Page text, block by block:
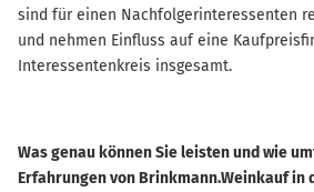
sind für einen Nachfolgerinteressenten
und nehmen Einfluss auf eine
Interessentenkreis insgesamt.
Was genau können Sie leisten und wie
Erfahrungen von Brinkmann.Weinkauf in